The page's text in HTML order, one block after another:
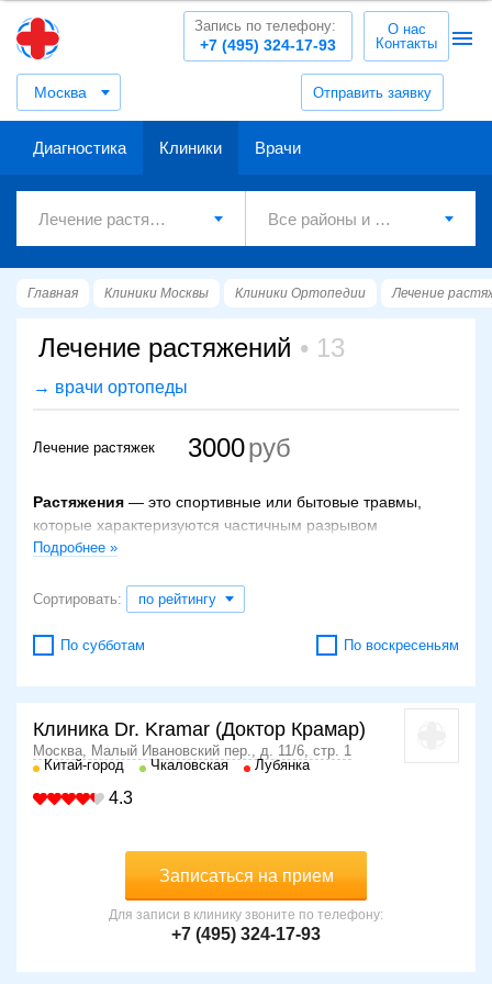
Москва Отправить заявку
+7 (495) 324-17-93
Запись по телефону:
О нас
Контакты
Диагностика Клиники Врачи
Главная Клиники Москвы Клиники Ортопедии Лечение
Лечение растяжений 13
→ врачи ортопеды
Лечение растяжек 3000
Растяжения — это спортивные или бытовые травмы,
которые характеризуются частичным разрывом
сухожилий. В быту возникают вследствие падения.
Клиническая картина зависит от тяжести повреждения:
болевые ощущения;
III степень — сильные отеки, гематомы,
патологическая суставная подвижность.
упражнения с сохранением после тренировки, всегда —
сразу же обратиться к травматологу.
Подробнее »
Сортировать: по рейтингу
По субботам По воскресеньям
Клиника Dr. Kramar (Доктор Крамар)
Москва, Малый Ивановский пер., д. 11/6, стр. 1
Китай-город
Чкаловская Лубянка
4.3
Записаться на прием
Для записи в клинику звоните по телефону:
+7 (495) 324-17-93